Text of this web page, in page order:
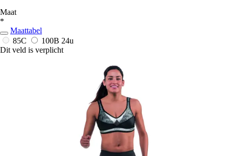
Maat
*
Maattabel
85C
100B 24u
Dit veld is verplicht